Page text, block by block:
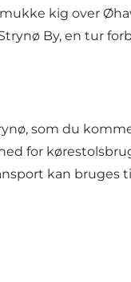
kig over
By, en tur
som du
for
kan bruges